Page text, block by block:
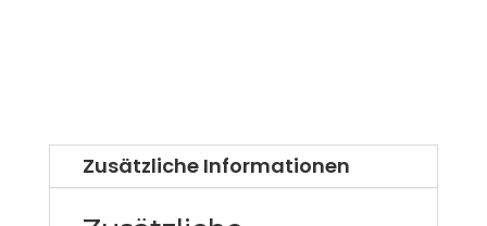
Zusätzliche Informationen